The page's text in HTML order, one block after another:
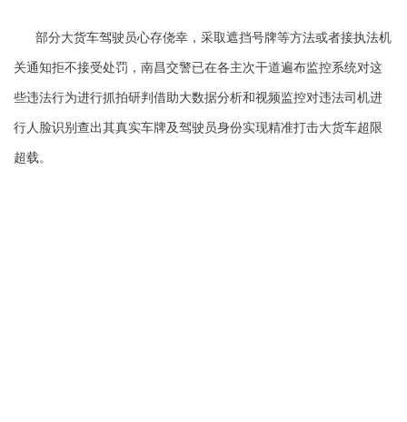
部分大货车驾驶员心存侥幸，采取遮挡号牌等方法或者接执法机
关通知拒不接受处罚，南昌交警已在各主次干道遍布监控系统对这
些违法行为进行抓拍研判借助大数据分析和视频监控对违法司机进
行人脸识别查出其真实车牌及驾驶员身份实现精准打击大货车超限
超载。